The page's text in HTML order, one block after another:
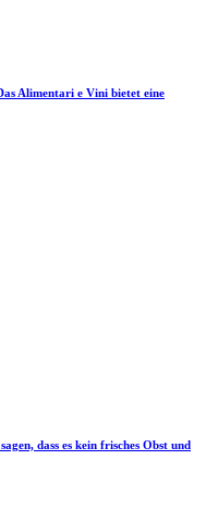
Alimentari e Vini bietet eine
dass es kein frisches Obst und